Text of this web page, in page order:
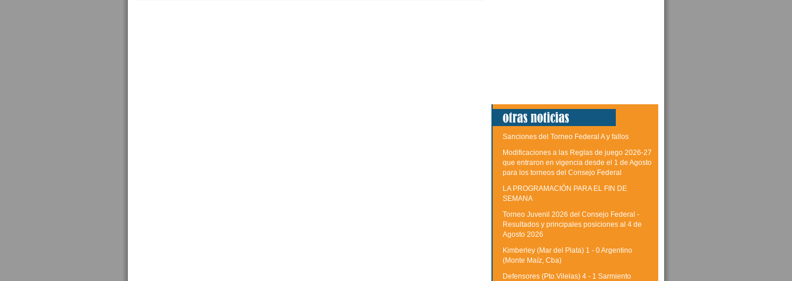
Sanciones del Torneo Federal A y fallos
Modificaciones a las Reglas de juego 2026-27
que entraron en vigencia desde el 1 de Agosto
para los torneos del Consejo Federal
LA PROGRAMACIÓN PARA EL FIN DE
SEMANA
Torneo Juvenil 2026 del Consejo Federal -
Resultados y principales posiciones al 4 de
Agosto 2026
Kimberley (Mar del Plata) 1 - 0 Argentino
(Monte Maíz, Cba)
Defensores (Pto.Vilelas) 4 - 1 Sarmiento